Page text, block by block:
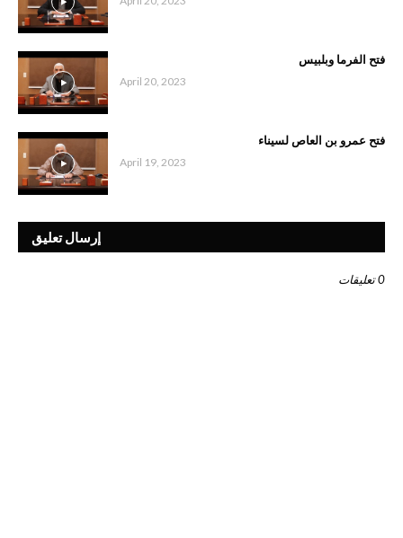
فتح الفرما وبلبيس
April 20, 2023
فتح عمرو بن العاص لسيناء
April 19, 2023
إرسال تعليق
0 تعليقات